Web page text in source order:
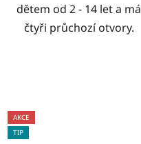
dětem od 2 - 14 let a má
čtyři průchozí otvory.
AKCE
TIP